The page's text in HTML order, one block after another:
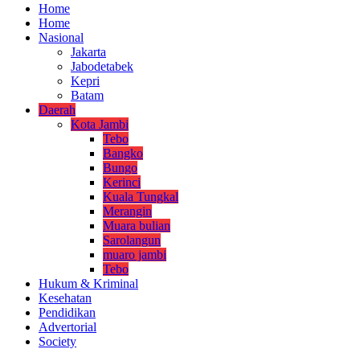
Home
Home
Nasional
Jakarta
Jabodetabek
Kepri
Batam
Daerah
Kota Jambi
Tebo
Bangko
Bungo
Kerinci
Kuala Tungkal
Merangin
Muara bulian
Sarolangun
muaro jambi
Tebo
Hukum & Kriminal
Kesehatan
Pendidikan
Advertorial
Society